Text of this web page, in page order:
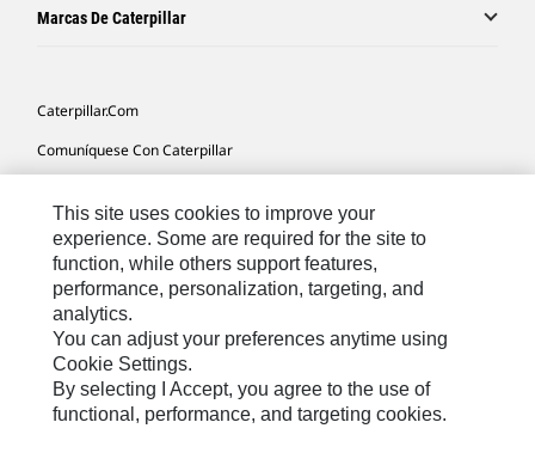
Marcas De Caterpillar
Caterpillar.com
Comuníquese Con Caterpillar
Mapa Del Sitio
Cookie Settings
Avisos Legales
Privacidad
This site uses cookies to improve your
experience. Some are required for the site to
function, while others support features,
performance, personalization, targeting, and
analytics.
You can adjust your preferences anytime using
Cookie Settings.
By selecting I Accept, you agree to the use of
functional, performance, and targeting cookies.